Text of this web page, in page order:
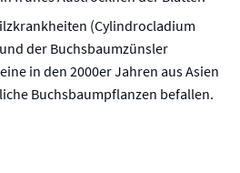
(Cylindrocladium
der Buchsbaumzünsler
in den 2000er Jahren aus Asien
Buchsbaumpflanzen befallen.